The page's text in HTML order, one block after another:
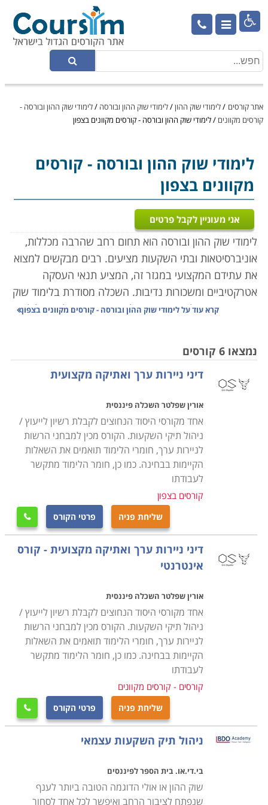

אתר קורסים /לימודי שוק ההון/לימודי שוק ההון ובורסה /לימודי שוק ההון ובורסה -
קורסים מקוונים /לימודי שוק ההון ובורסה - קורסים מקוונים בצפון
לימודי שוק ההון ובורסה - קורסים
מקוונים בצפון
אני מעוניין לקבל פרטים
לימודי שוק ההון ובורסה הוא תחום רחב שהרבה מכללות,
אוניברסיטאות ובתי השקעות מציעים. רבים מבקשים למצוא
את עתידם המקצועי במגזר זה, המציע תנאי העסקה
אטרקטיביים ומשכורות נדיבות. השכלה מסודרת בלימוד שוק
ההון היא תנאי לבסיס רחב של התמחויות, החל ממסלולי
למי זה מתאים
קורס בשוק ההון או הבורסה מיועד לכל מי שמעוניין להבין
את הענף באופן מובנה ושיטתי. בבחירת מוסד הלימוד כדאי
לבחור במוסד לימודים שמכשיר יועצים ומשקיעים, מקנה
יכולות מסחר וניהול תיקי השקעות. לימוד שוק ההון נוגע
בתחומים רבים, ובתי השקעות שונים מציעים אפשרות
להכיר את מאפייני השוק תוך ביצוע סימולציות בפיקוח של
מרצי המכללה, תוך התנסות בנעשה בחדרי ההשקעות בזמן
אמת. יתרון בולט של שיטת לימוד כזו הוא הקפיצה למים
הקרים של התחום. לחוששים נאמר כאן כי מדובר בתהליך
מובנה שנעשה תוך כדי פיקוח הדוק של מצילים, כלומר יועצי
ההשקעות המנוסים של בתי ההשקעות ומרצי הקורסים.
יבש", כך שתוכלו לתרגל השקעה ללא סיכון כספי (אך גם
ללא סיכוי לרווח) לפחות עד שתרגישו נוח לקפוץ למים
העמוקים. לאחר ההתגברות על הפחד הראשוני ותקופת
הסתגלות קצרה, יגלה כל סטודנט כמה כיף לשחות, ולראות
ברכה ורווחים בפעילות בו, אשר נרכשה במסגרת קורס
השקעות בשוק ההון או קורס מסחר בשוק ההון.
בבואכם להכריע על מסלול הלימוד שיתאים עבורכם, יש
להגדיר את מטרותיכם וכדאי לבחור מקום לימודים שמציע
בדקו את תכנית הלימודים, שאלו כמה שעות מוקדשות
ללימוד עיוני וכמה שעות מוקדשות לתרגול, כיצד הוא נעשה
קרא עוד עללימודי שוק ההון ובורסה - קורסים מקוונים בצפון
נמצאו 6 קורסים
דיני ניירות ערך ואתיקה מקצועית
אורין שפלטר השכלה פיננסית
אחד מקורסי היסוד הנחוצים לקבלת רשיון לייעוץ /
ניהול תיקי השקעות. הקורס מכין למבחני הרשות
לניירות ערך, חומרי הלימוד תואמים את השאלות
הקיימות בבחינה. כמו כן, חומר הלימוד מתקשר
לעבודתו
קורסים בצפון
שליחת פניה פרטי הקורס 
דיני ניירות ערך ואתיקה מקצועית - קורס
אינטרנטי
אורין שפלטר השכלה פיננסית
אחד מקורסי היסוד הנחוצים לקבלת רשיון לייעוץ /
ניהול תיקי השקעות. הקורס מכין למבחני הרשות
לניירות ערך, חומרי הלימוד תואמים את השאלות
הקיימות בבחינה. כמו כן, חומר הלימוד מתקשר
לעבודתו
קורסים - קורסים מקוונים
שליחת פניה פרטי הקורס 
ניהול תיק השקעות עצמאי
בי.די.או. בית הספר לפיננסים
שוק ההון או אולי הדוגמה הטובה ביותר לענף
שנפתח לציבור הרחב ואיפשר לכל אחד לסחור